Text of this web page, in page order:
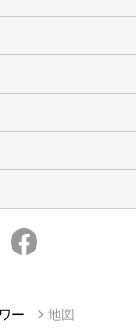
ワー
地図